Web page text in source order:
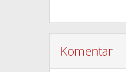
Komentar